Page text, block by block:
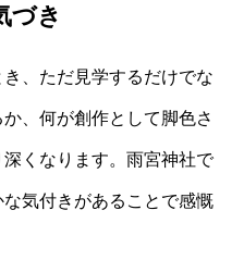
づき
、ただ見学するだけでな
、何が創作として脚色さ
くなります。雨宮神社で
気付きがあることで感慨